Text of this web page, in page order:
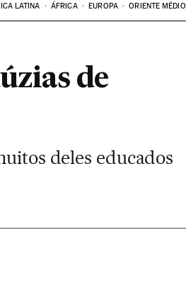
LATINA ÁFRICA EUROPA ORIENTE MÉDIO
de
deles educados